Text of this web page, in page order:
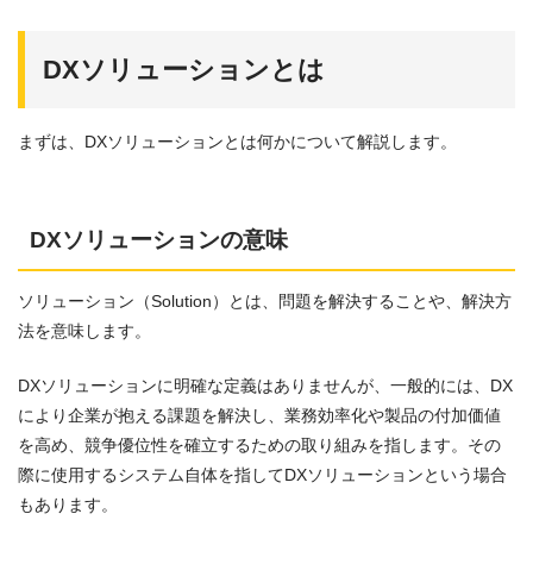
DXソリューションとは
まずは、DXソリューションとは何かについて解説します。
DXソリューションの意味
ソリューション（Solution）とは、問題を解決することや、解決方
法を意味します。
DXソリューションに明確な定義はありませんが、一般的には、DX
により企業が抱える課題を解決し、業務効率化や製品の付加価値
を高め、競争優位性を確立するための取り組みを指します。その
際に使用するシステム自体を指してDXソリューションという場合
もあります。